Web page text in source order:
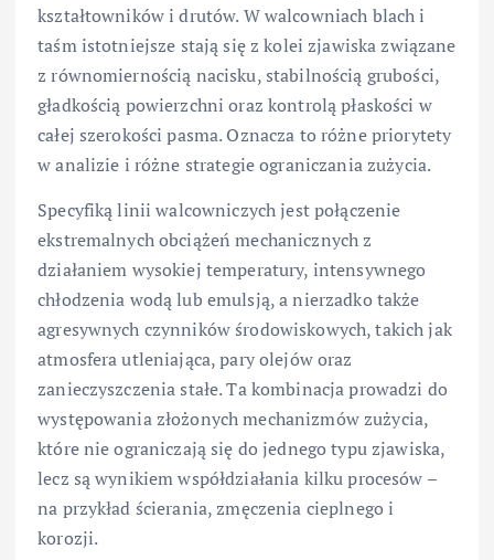
kształtowników i drutów. W walcowniach blach i
taśm istotniejsze stają się z kolei zjawiska związane
z równomiernością nacisku, stabilnością grubości,
gładkością powierzchni oraz kontrolą płaskości w
całej szerokości pasma. Oznacza to różne priorytety
w analizie i różne strategie ograniczania zużycia.
Specyfiką linii walcowniczych jest połączenie
ekstremalnych obciążeń mechanicznych z
działaniem wysokiej temperatury, intensywnego
chłodzenia wodą lub emulsją, a nierzadko także
agresywnych czynników środowiskowych, takich jak
atmosfera utleniająca, pary olejów oraz
zanieczyszczenia stałe. Ta kombinacja prowadzi do
występowania złożonych mechanizmów zużycia,
które nie ograniczają się do jednego typu zjawiska,
lecz są wynikiem współdziałania kilku procesów –
na przykład ścierania, zmęczenia cieplnego i
korozji.